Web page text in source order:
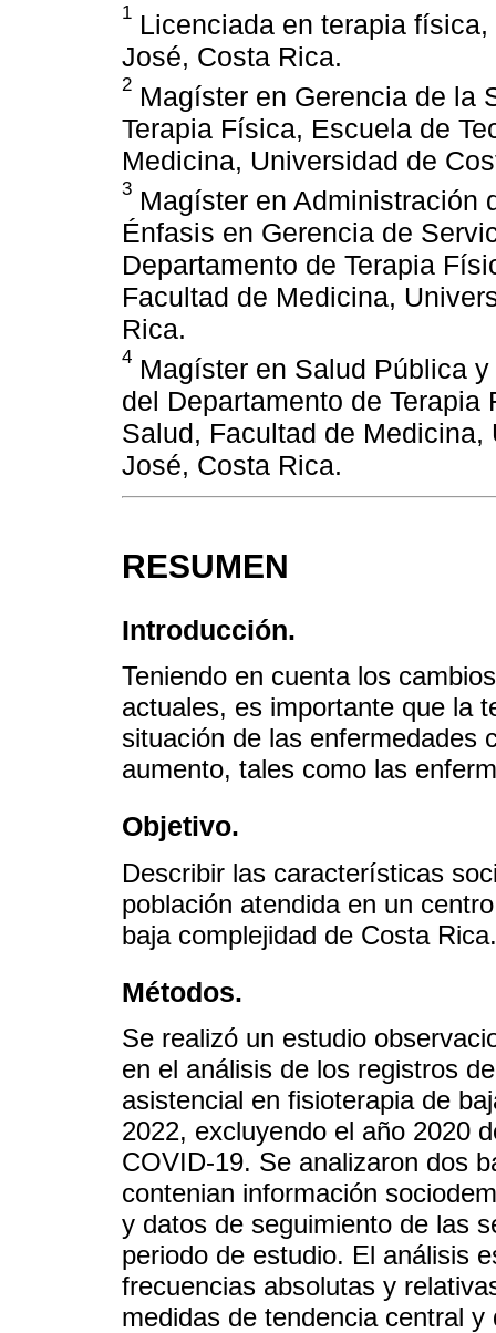
1 Licenciada en terapia
José, Costa Rica.
2 Magíster en Gerencia de la
Terapia Física, Escuela de
Medicina, Universidad de
3 Magíster en Administración
Énfasis en Gerencia de
Departamento de Terapia
Facultad de Medicina,
Rica.
4 Magíster en Salud Pública
del Departamento de
Salud, Facultad de
José, Costa Rica.
RESUMEN
Introducción.
Teniendo en cuenta los
actuales, es importante que la
situación de las enfermedades
aumento, tales como las
Objetivo.
Describir las características
población atendida en un
baja complejidad de Costa Rica.
Métodos.
Se realizó un estudio
en el análisis de los registros
asistencial en fisioterapia de
2022, excluyendo el año 2020
COVID-19. Se analizaron dos
contenian información
y datos de seguimiento de las
periodo de estudio. El análisis
frecuencias absolutas y
medidas de tendencia central